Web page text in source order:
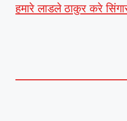
हमारे लाडले ठाकुर करे